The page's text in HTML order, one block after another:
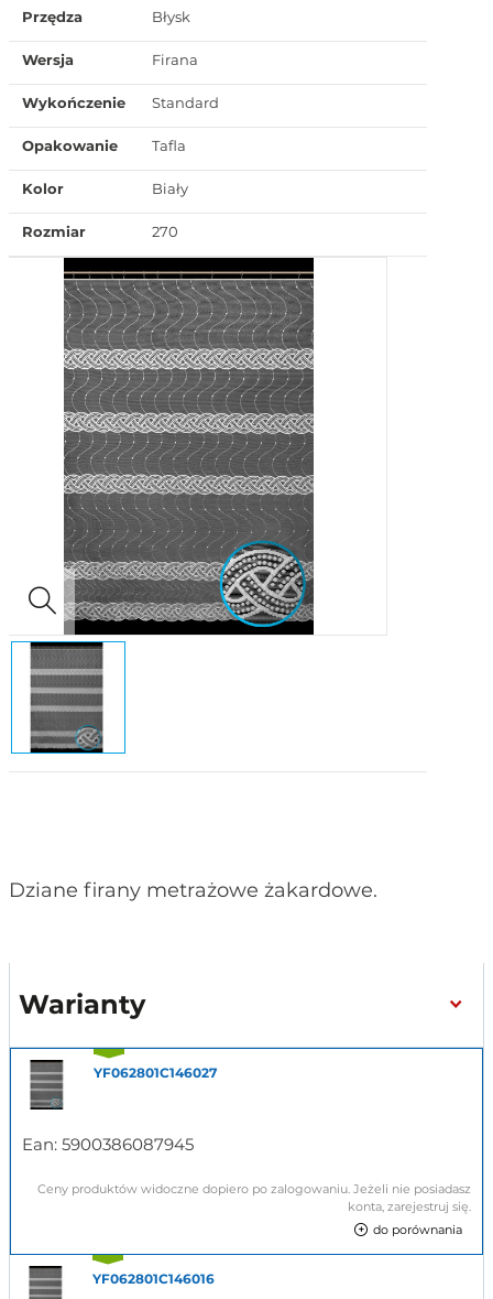
Dziane firany metrażowe żakardowe.
Przędza Błysk
Wersja Firana
Wykończenie Standard
Opakowanie Tafla
Kolor Biały
Rozmiar 270
Warianty
YF062801C146027
Ean: 5900386087945
Ceny produktów widoczne dopiero po zalogowaniu. Jeżeli nie posiadasz
konta, zarejestruj się.
do porównania
YF062801C146016